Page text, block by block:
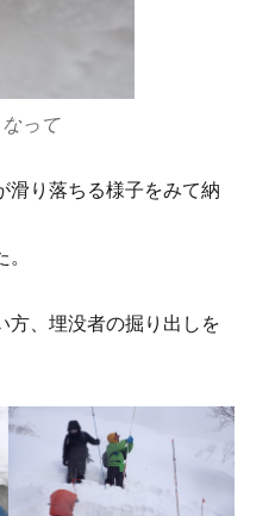
って
滑り落ちる様子をみて納
方、埋没者の掘り出しを